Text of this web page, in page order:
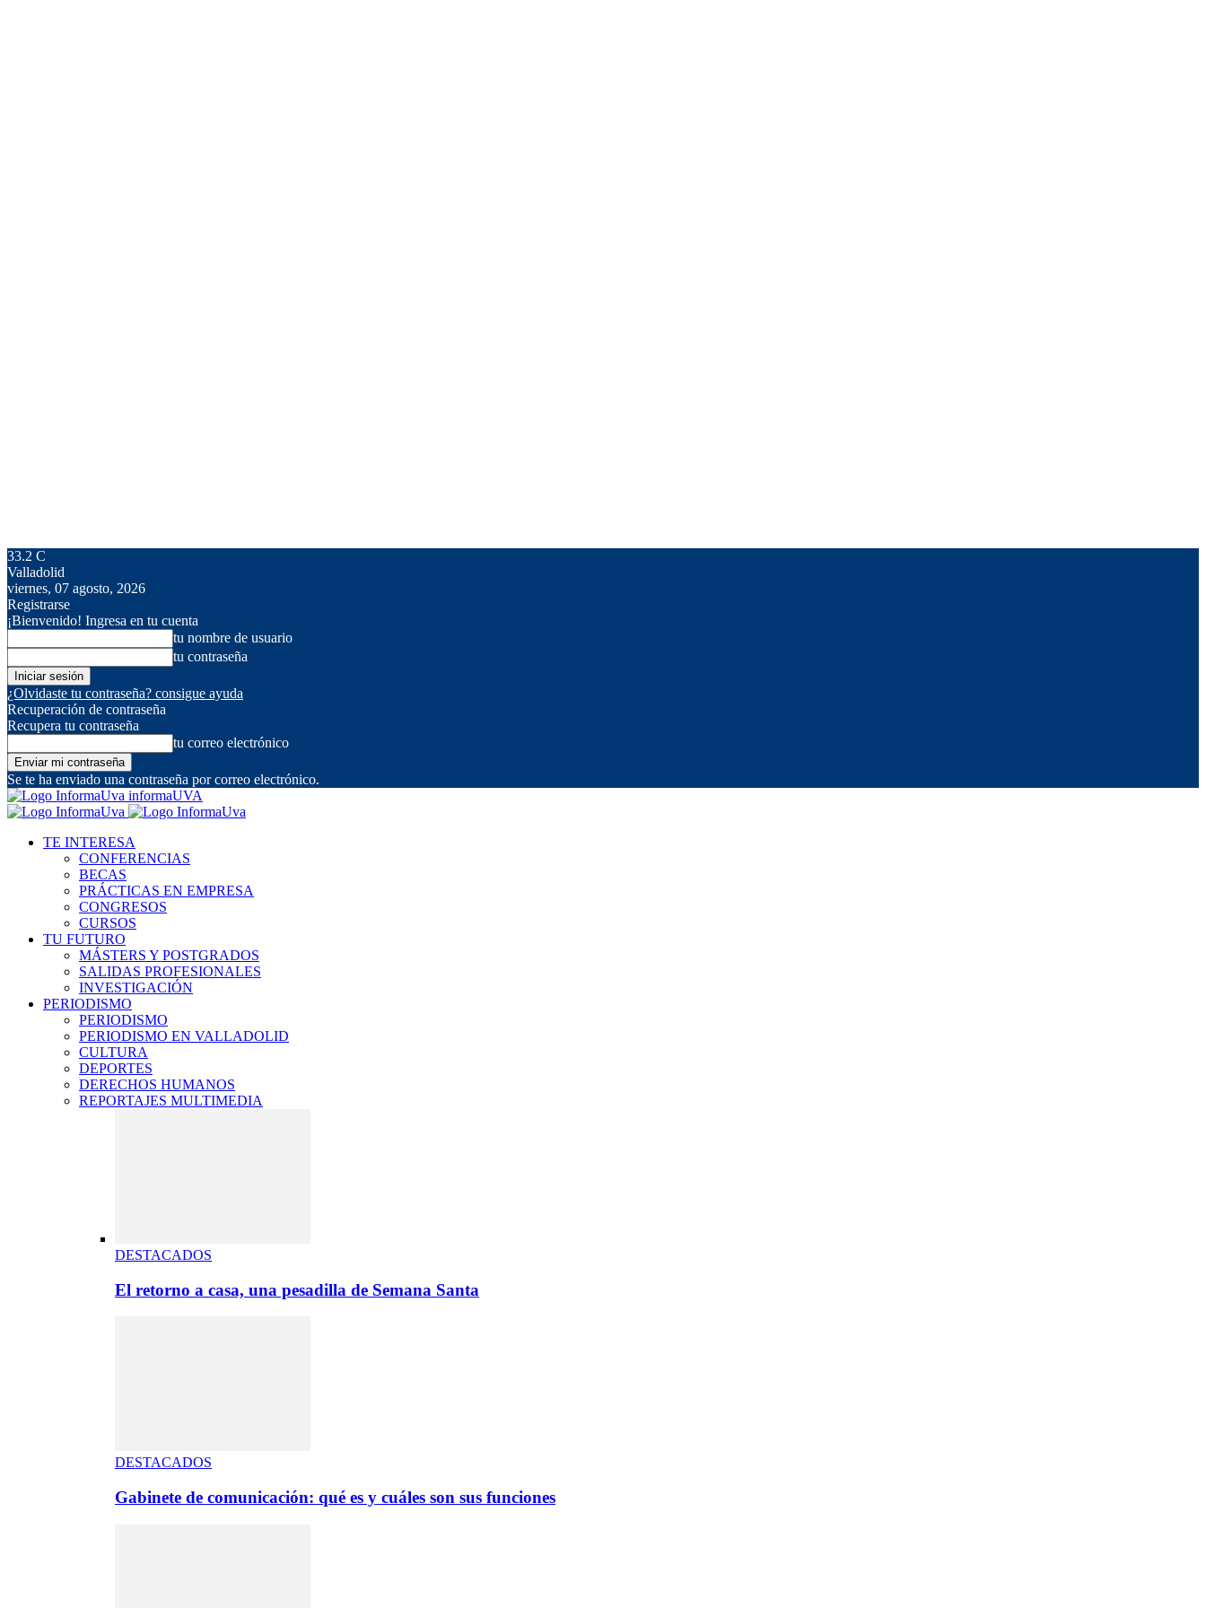
33.2 C
Valladolid
viernes, 07 agosto, 2026
Registrarse
¡Bienvenido! Ingresa en tu cuenta
tu nombre de usuario
tu contraseña
¿Olvidaste tu contraseña? consigue ayuda
Recuperación de contraseña
Recupera tu contraseña
tu correo electrónico
Se te ha enviado una contraseña por correo electrónico.
informaUVA
TE INTERESA
CONFERENCIAS
BECAS
PRÁCTICAS EN EMPRESA
CONGRESOS
CURSOS
TU FUTURO
MÁSTERS Y POSTGRADOS
SALIDAS PROFESIONALES
INVESTIGACIÓN
PERIODISMO
PERIODISMO
PERIODISMO EN VALLADOLID
CULTURA
DEPORTES
DERECHOS HUMANOS
REPORTAJES MULTIMEDIA
DESTACADOS
El retorno a casa, una pesadilla de Semana Santa
DESTACADOS
Gabinete de comunicación: qué es y cuáles son sus funciones